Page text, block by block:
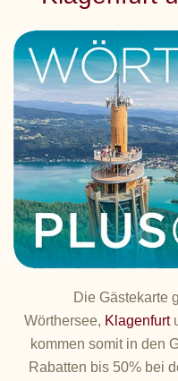
Die Gästekarte
Wörthersee, Klagenfurt
kommen somit in den
Rabatten bis 50% bei